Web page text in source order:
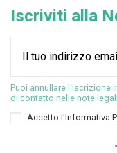
Iscriviti alla
Puoi annullare l'iscrizione
di contatto nelle note
Accetto l'Informativa